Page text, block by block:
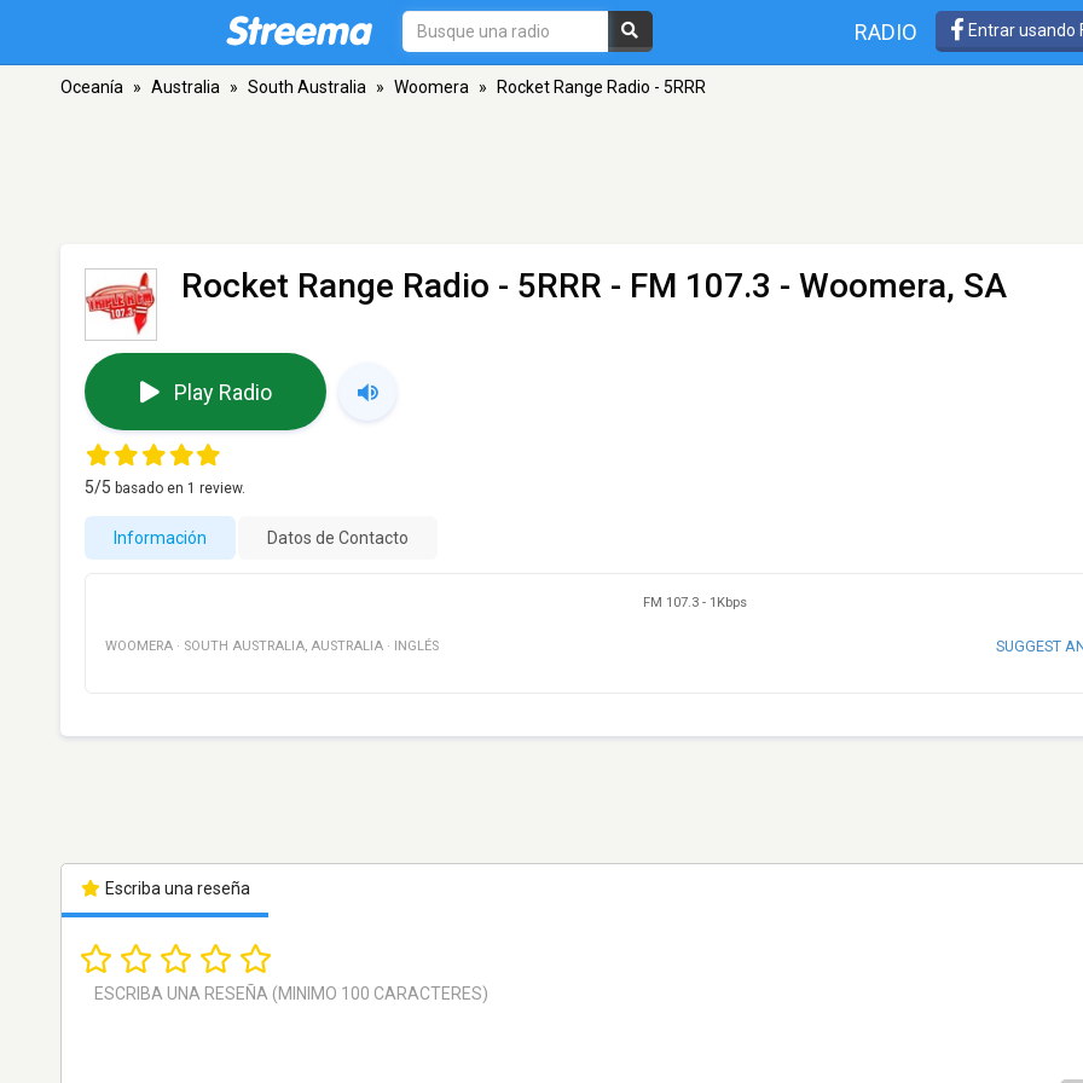
RADIO Entrar usando
Oceanía » Australia » South Australia » Woomera » Rocket Range Radio - 5RRR
Rocket Range Radio - 5RRR - FM 107.3 - Woomera, SA
Play Radio
5/5 basado en 1 review.
Información Datos de Contacto
FM 107.3 - 1Kbps
WOOMERA · SOUTH AUSTRALIA, AUSTRALIA · INGLÉS SUGGEST
Escriba una reseña